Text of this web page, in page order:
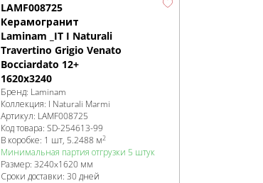
LAMF008725
Керамогранит
Laminam _IT I Naturali
Travertino Grigio Venato
Bocciardato 12+
1620x3240
Бренд: Laminam
Коллекция: I Naturali Marmi
Артикул: LAMF008725
Код товара: SD-254613-99
В коробке: 1 шт, 5.2488 м2
Минимальная партия отгрузки 5 штук
Размер: 3240x1620 мм
Сроки доставки: 30 дней